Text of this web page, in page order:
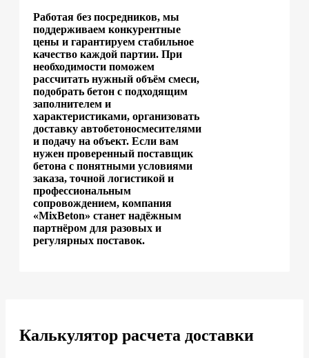
Работая без посредников, мы
поддерживаем конкурентные
цены и гарантируем стабильное
качество каждой партии. При
необходимости поможем
рассчитать нужный объём смеси,
подобрать бетон с подходящим
заполнителем и
характеристиками, организовать
доставку автобетоносмесителями
и подачу на объект. Если вам
нужен проверенный поставщик
бетона с понятными условиями
заказа, точной логистикой и
профессиональным
сопровождением, компания
«MixBeton» станет надёжным
партнёром для разовых и
регулярных поставок.
Калькулятор расчета доставки